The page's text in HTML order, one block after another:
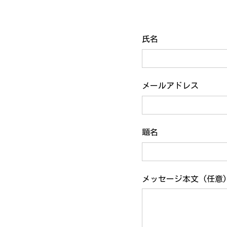
氏名
メールアドレス
題名
メッセージ本文 (任意)